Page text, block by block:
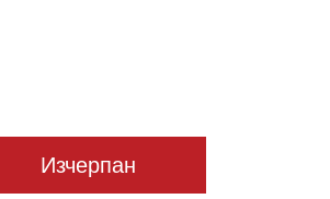
Изчерпан